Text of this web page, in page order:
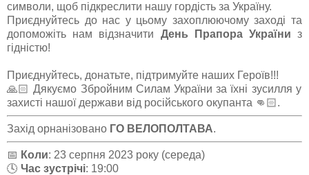
символи, щоб підкреслити нашу гордість за Україну.
Приєднуйтесь до нас у цьому захоплюючому заході та
допоможіть нам відзначити День Прапора України з
гідністю!
Приєднуйтесь, донатьте, підтримуйте наших Героїв!!!
🙏🏻 Дякуємо Збройним Силам України за їхні зусилля у
захисті нашої держави від російського окупанта 👊🏻.
Захід орнанізовано ГО ВЕЛОПОЛТАВА.
📅 Коли: 23 серпня 2023 року (середа)
🕓 Час зустрічі: 19:00